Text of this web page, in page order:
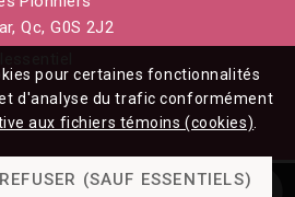
pour certaines fonctionnalités
d'analyse du trafic conformément
aux fichiers témoins (cookies)
REFUSER (SAUF ESSENTIELS)
Qc, G0S 2J2
|© Réalisation deL'Info Graf